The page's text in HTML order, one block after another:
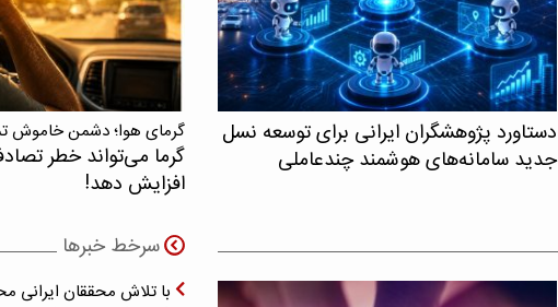
دستاورد پژوهشگران ایرانی برای توسعه نسل
جدید سامانه‌های هوشمند چندعاملی
گرمای هوا؛ دشمن خاموش
گرما می‌تواند خطر
افزایش دهد!
سرخط خبرها
با تلاش محققان ایرانی